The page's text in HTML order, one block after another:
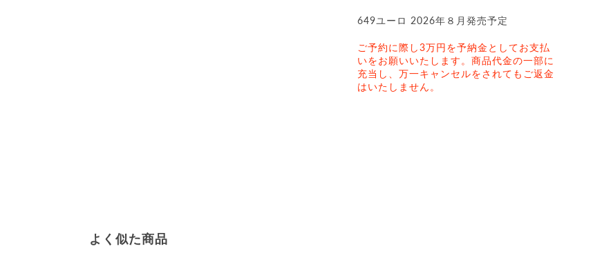
649ユーロ 2026年８月発売予定
ご予約に際し3万円を予納金としてお支払
いをお願いいたします。商品代金の一部に
充当し、万一キャンセルをされてもご返金
はいたしません。
よく似た商品